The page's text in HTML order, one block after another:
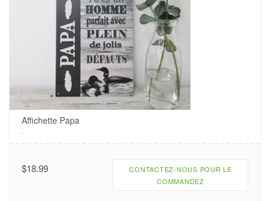
Affichette Papa
.
$18.99
CONTACTEZ-NOUS POUR LE
COMMANDEZ